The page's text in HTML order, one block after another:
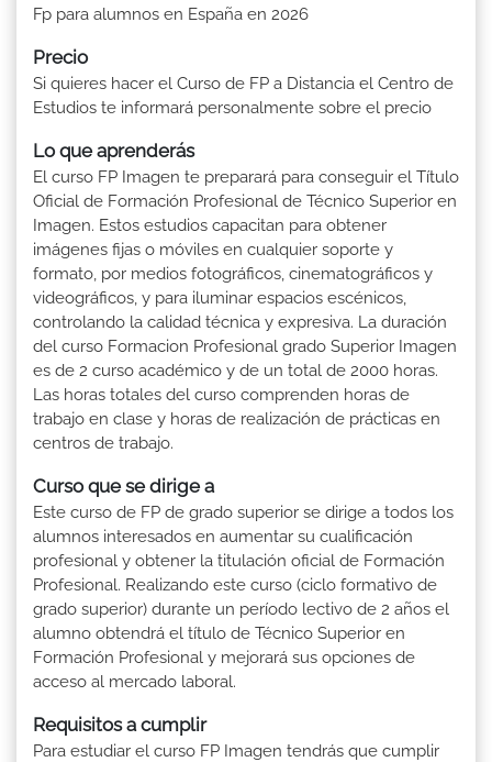
Fp para alumnos en España en 2026
Precio
Si quieres hacer el Curso de FP a Distancia el Centro de
Estudios te informará personalmente sobre el precio
Lo que aprenderás
El curso FP Imagen te preparará para conseguir el Título
Oficial de Formación Profesional de Técnico Superior en
Imagen. Estos estudios capacitan para obtener
imágenes fijas o móviles en cualquier soporte y
formato, por medios fotográficos, cinematográficos y
videográficos, y para iluminar espacios escénicos,
controlando la calidad técnica y expresiva. La duración
del curso Formacion Profesional grado Superior Imagen
es de 2 curso académico y de un total de 2000 horas.
Las horas totales del curso comprenden horas de
trabajo en clase y horas de realización de prácticas en
centros de trabajo.
Curso que se dirige a
Este curso de FP de grado superior se dirige a todos los
alumnos interesados en aumentar su cualificación
profesional y obtener la titulación oficial de Formación
Profesional. Realizando este curso (ciclo formativo de
grado superior) durante un período lectivo de 2 años el
alumno obtendrá el título de Técnico Superior en
Formación Profesional y mejorará sus opciones de
acceso al mercado laboral.
Requisitos a cumplir
Para estudiar el curso FP Imagen tendrás que cumplir